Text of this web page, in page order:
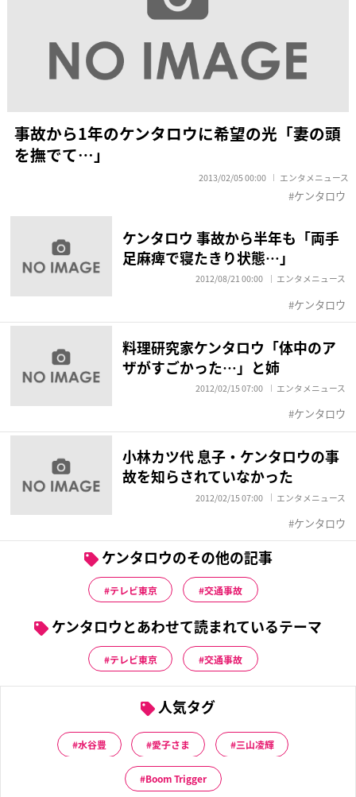
事故から1年のケンタロウに希望の光「妻の頭
を撫でて…」
2013/02/05 00:00 エンタメニュース
ケンタロウ
ケンタロウ 事故から半年も「両手
足麻痺で寝たきり状態…」
2012/08/21 00:00 エンタメニュース
ケンタロウ
料理研究家ケンタロウ「体中のア
ザがすごかった…」と姉
2012/02/15 07:00 エンタメニュース
ケンタロウ
小林カツ代 息子・ケンタロウの事
故を知らされていなかった
2012/02/15 07:00 エンタメニュース
ケンタロウ
ケンタロウのその他の記事
テレビ東京 交通事故
ケンタロウとあわせて読まれているテーマ
テレビ東京 交通事故
人気タグ
水谷豊 愛子さま 三山凌輝
Boom Trigger